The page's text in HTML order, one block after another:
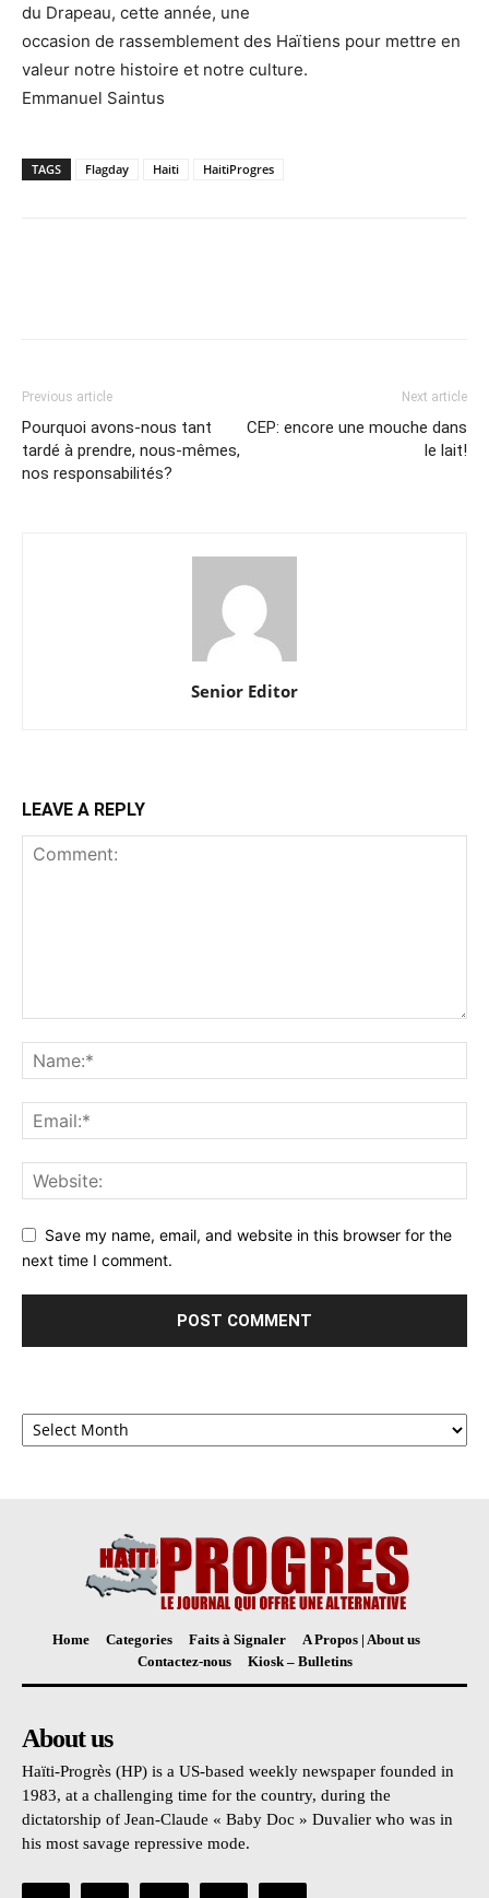
du Drapeau, cette année, une
occasion de rassemblement des Haïtiens pour mettre en
valeur notre histoire et notre culture.
Emmanuel Saintus
TAGS Flagday Haiti HaitiProgres
Previous article
Pourquoi avons-nous tant
tardé à prendre, nous-mêmes,
nos responsabilités?
Next article
CEP: encore une mouche dans
le lait!
Senior Editor
LEAVE A REPLY
Save my name, email, and website in this browser for the
next time I comment.
Archives
Home Categories Faits à Signaler
A Propos | About us
Contactez-nous
Kiosk – Bulletins
About us
Haïti-Progrès (HP) is a US-based weekly newspaper founded in
1983, at a challenging time for the country, during the
dictatorship of Jean-Claude « Baby Doc » Duvalier who was in
his most savage repressive mode.